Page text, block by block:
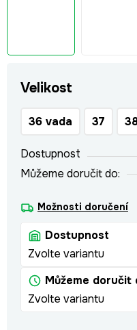
Velikost
36 vada 37
Dostupnost
Můžeme doručit do:
Možnosti doručení
Dostupnost
Zvolte variantu
Můžeme doručit
Zvolte variantu